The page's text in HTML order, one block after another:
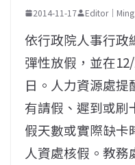
2014-11-17 Editor｜
依行政院人事行政
彈性放假，並在
日。人力資源處提
有請假、遲到或刷
假天數或實際缺卡
人資處核假。教